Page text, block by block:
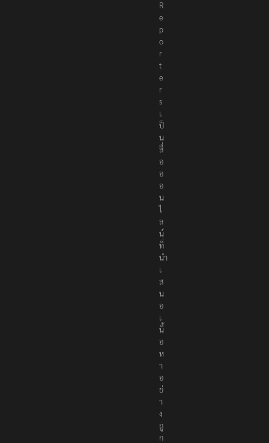
e
R
e
p
o
r
t
e
r
s
เ
ป็
น
สื่
อ
อ
อ
น
ไ
ล
น์
ที่
นำ
เ
ส
น
อ
เ
นื้
อ
ห
า
อ
ย่
า
ง
ถู